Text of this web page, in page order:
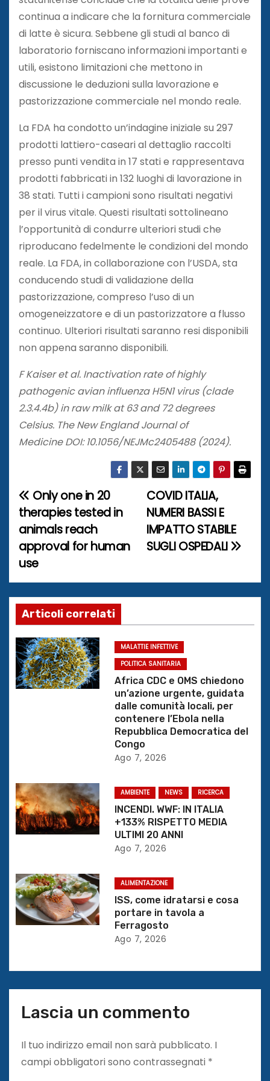
continua a indicare che la fornitura commerciale
di latte è sicura. Sebbene gli studi al banco di
laboratorio forniscano informazioni importanti e
utili, esistono limitazioni che mettono in
discussione le deduzioni sulla lavorazione e
pastorizzazione commerciale nel mondo reale.
La FDA ha condotto un’indagine iniziale su 297
prodotti lattiero-caseari al dettaglio raccolti
presso punti vendita in 17 stati e rappresentava
prodotti fabbricati in 132 luoghi di lavorazione in
38 stati. Tutti i campioni sono risultati negativi
per il virus vitale. Questi risultati sottolineano
l’opportunità di condurre ulteriori studi che
riproducano fedelmente le condizioni del mondo
reale. La FDA, in collaborazione con l’USDA, sta
conducendo studi di validazione della
pastorizzazione, compreso l’uso di un
omogeneizzatore e di un pastorizzatore a flusso
continuo. Ulteriori risultati saranno resi disponibili
non appena saranno disponibili.
F Kaiser et al. Inactivation rate of highly
pathogenic avian influenza H5N1 virus (clade
2.3.4.4b) in raw milk at 63 and 72 degrees
Celsius. The New England Journal of
Medicine DOI: 10.1056/NEJMc2405488 (2024).
N
a
v
i
g
a
z
i
a
r
t
c
o
l
COVID ITALIA,
NUMERI BASSI E
IMPATTO STABILE
SUGLI OSPEDALI
Only one in 20
therapies tested in
animals reach
approval for human
use
Articoli correlati
MALATTIE INFETTIVE
POLITICA SANITARIA
Africa CDC e OMS chiedono
un’azione urgente, guidata
dalle comunità locali, per
contenere l’Ebola nella
Repubblica Democratica del
Congo
Ago 7, 2026
AMBIENTE NEWS RICERCA
INCENDI. WWF: IN ITALIA
+133% RISPETTO MEDIA
ULTIMI 20 ANNI
Ago 7, 2026
ALIMENTAZIONE
ISS, come idratarsi e cosa
portare in tavola a
Ferragosto
Ago 7, 2026
Lascia un commento
Il tuo indirizzo email non sarà pubblicato. I
campi obbligatori sono contrassegnati *